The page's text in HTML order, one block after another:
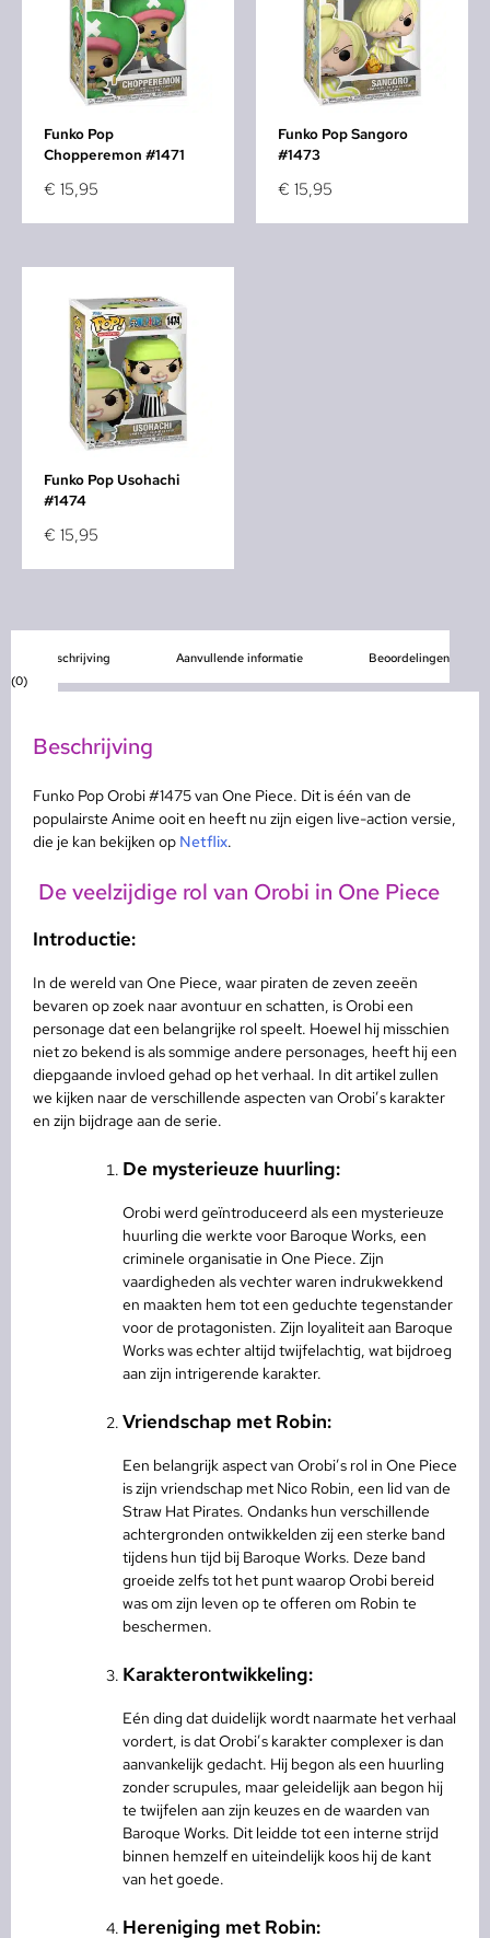
Funko Pop
Chopperemon #1471
€ 15,95
Funko Pop Sangoro
#1473
€ 15,95
Funko Pop Usohachi
#1474
€ 15,95
Beschrijving Aanvullende informatie
Beoordelingen
(0)
Beschrijving
Funko Pop Orobi #1475 van One Piece. Dit is één van de
populairste Anime ooit en heeft nu zijn eigen live-action versie,
die je kan bekijken op Netflix.
De veelzijdige rol van Orobi in One Piece
Introductie:
In de wereld van One Piece, waar piraten de zeven zeeën
bevaren op zoek naar avontuur en schatten, is Orobi een
personage dat een belangrijke rol speelt. Hoewel hij misschien
niet zo bekend is als sommige andere personages, heeft hij een
diepgaande invloed gehad op het verhaal. In dit artikel zullen
we kijken naar de verschillende aspecten van Orobi’s karakter
en zijn bijdrage aan de serie.
De mysterieuze huurling:
Orobi werd geïntroduceerd als een mysterieuze
huurling die werkte voor Baroque Works, een
criminele organisatie in One Piece. Zijn
vaardigheden als vechter waren indrukwekkend
en maakten hem tot een geduchte tegenstander
voor de protagonisten. Zijn loyaliteit aan Baroque
Works was echter altijd twijfelachtig, wat bijdroeg
aan zijn intrigerende karakter.
Vriendschap met Robin:
Een belangrijk aspect van Orobi’s rol in One Piece
is zijn vriendschap met Nico Robin, een lid van de
Straw Hat Pirates. Ondanks hun verschillende
achtergronden ontwikkelden zij een sterke band
tijdens hun tijd bij Baroque Works. Deze band
groeide zelfs tot het punt waarop Orobi bereid
was om zijn leven op te offeren om Robin te
beschermen.
Karakterontwikkeling:
Eén ding dat duidelijk wordt naarmate het verhaal
vordert, is dat Orobi’s karakter complexer is dan
aanvankelijk gedacht. Hij begon als een huurling
zonder scrupules, maar geleidelijk aan begon hij
te twijfelen aan zijn keuzes en de waarden van
Baroque Works. Dit leidde tot een interne strijd
binnen hemzelf en uiteindelijk koos hij de kant
van het goede.
Hereniging met Robin: